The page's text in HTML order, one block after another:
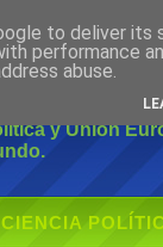
y Unión
CIENCIA
to deliver its
performance
abuse.